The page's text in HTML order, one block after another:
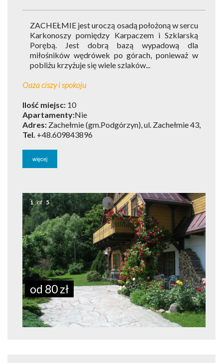
ZACHEŁMIE jest uroczą osadą położoną w sercu
Karkonoszy pomiędzy Karpaczem i Szklarską
Porębą. Jest dobrą bazą wypadową dla
miłośników wędrówek po górach, ponieważ w
pobliżu krzyżuje się wiele szlaków...
Oaza ciszy i spokoju
Ilość miejsc: 10
Apartamenty:Nie
Adres: Zachełmie (gm.Podgórzyn), ul. Zachełmie 43,
Tel. +48.609843896
więcej
1 of 5
od 80 zł